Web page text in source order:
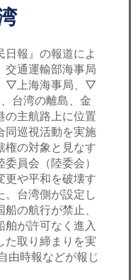
報』の報道によ
交通運輸部海事局
▽上海海事局、▽
台湾の離島、金
の主航路上に位置
同巡視活動を実施
権の対象と見なす
員会（陸委会）
更や平和を破壊す
。台湾側が設定し
の航行が禁止、
が許可なく進入
た取り締まりを実
由時報などが報じ